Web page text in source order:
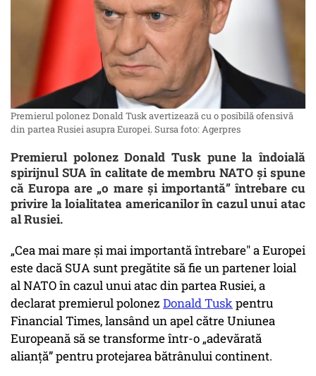
Premierul polonez Donald Tusk avertizează cu o posibilă ofensivă
din partea Rusiei asupra Europei. Sursa foto: Agerpres
Premierul polonez Donald Tusk pune la îndoială
spirijnul SUA în calitate de membru NATO și spune
că Europa are „o mare și importantă” întrebare cu
privire la loialitatea americanilor în cazul unui atac
al Rusiei.
„Cea mai mare şi mai importantă întrebare" a Europei
este dacă SUA sunt pregătite să fie un partener loial
al NATO în cazul unui atac din partea Rusiei, a
declarat premierul polonez Donald Tuskpentru
Financial Times, lansând un apel către Uniunea
Europeană să se transforme într-o „adevărată
alianţă” pentru protejarea bătrânului continent.